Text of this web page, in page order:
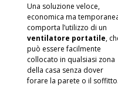
Una soluzione veloce,
economica ma
comporta l’utilizzo di un
ventilatore portatile,
può essere facilmente
collocato in qualsiasi zona
della casa senza dover
forare la parete o il soffitto.